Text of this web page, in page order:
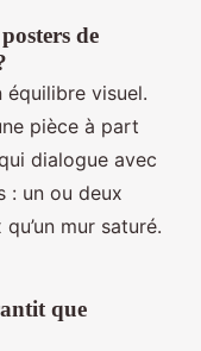
de
visuel.
pièce à part
dialogue avec
: un ou deux
mur saturé.
que